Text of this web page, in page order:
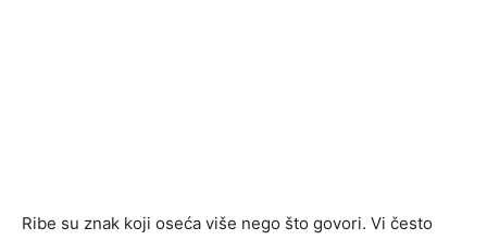
Ribe su znak koji oseća više nego što govori. Vi često